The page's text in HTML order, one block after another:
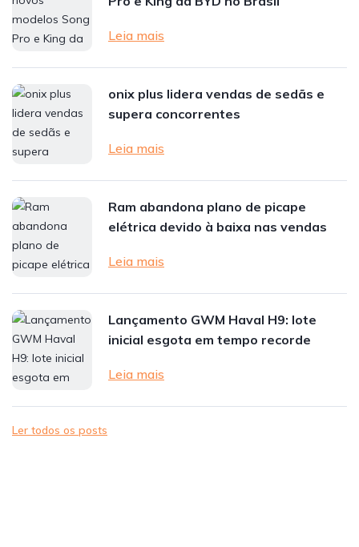
Leia mais
onix plus lidera vendas de sedãs e
supera concorrentes
Leia mais
Ram abandona plano de picape
elétrica devido à baixa nas vendas
Leia mais
Lançamento GWM Haval H9: lote
inicial esgota em tempo recorde
Leia mais
Ler todos os posts